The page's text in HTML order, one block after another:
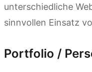
unterschiedliche
sinnvollen Einsatz
Portfolio /